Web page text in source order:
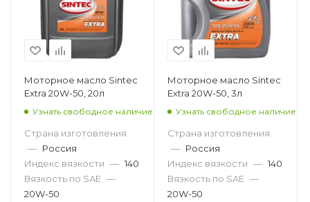
Моторное масло Sintec
Extra 20W-50, 20л
Узнать свободное наличие
Страна изготовления
— Россия
Индекс вязкости — 140
Вязкость по SAE —
20W-50
Моторное масло Sintec
Extra 20W-50, 3л
Узнать свободное наличие
Страна изготовления
— Россия
Индекс вязкости — 140
Вязкость по SAE —
20W-50